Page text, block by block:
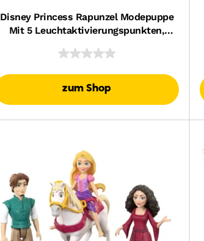
Disney Princess Rapunzel Modepuppe
Mit 5 Leuchtaktivierungspunkten,
zum Shop